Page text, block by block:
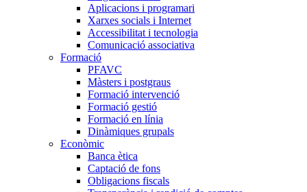
Aplicacions i programari
Xarxes socials i Internet
Accessibilitat i tecnologia
Comunicació associativa
Formació
PFAVC
Màsters i postgraus
Formació intervenció
Formació gestió
Formació en línia
Dinàmiques grupals
Econòmic
Banca ètica
Captació de fons
Obligacions fiscals